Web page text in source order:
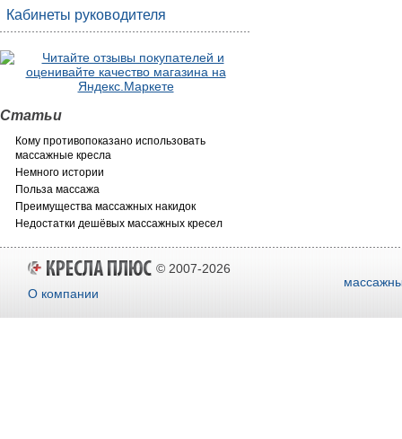
Кабинеты руководителя
Статьи
Кому противопоказано использовать
массажные кресла
Немного истории
Польза массажа
Преимущества массажных накидок
Недостатки дешёвых массажных кресел
© 2007-2026
О компании